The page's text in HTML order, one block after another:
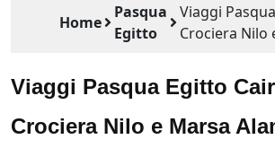
Home
Pasqua
Egitto
Viaggi
Crociera Nilo
Viaggi Pasqua Egitto
Crociera Nilo e Marsa